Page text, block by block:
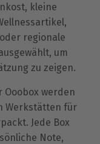
kleine
regionale
um
zu zeigen.
Ooobox werden
Werkstätten für
Jede Box
Note,